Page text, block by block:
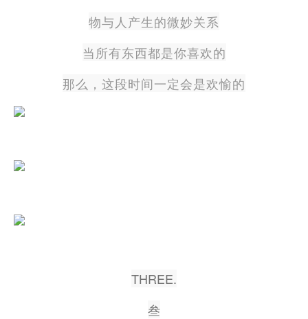
物与人产生的微妙关系
当所有东西都是你喜欢的
那么，这段时间一定会是欢愉的
THREE.
叁